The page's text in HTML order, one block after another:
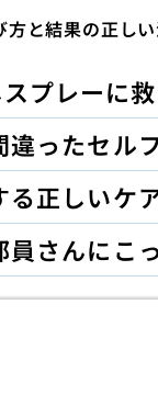
と結果の正し
プレーに
ったセル
正しいケ
員さんにこ